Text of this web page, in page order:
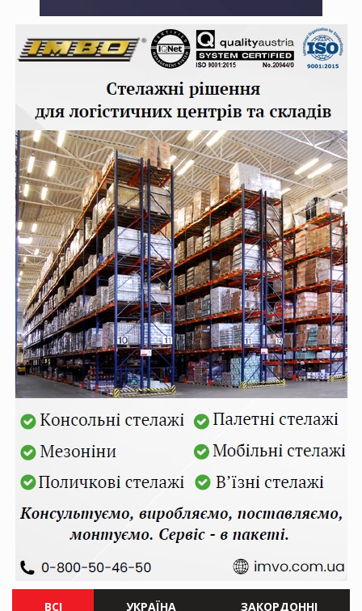
ВСІ УКРАЇНА ЗАКОРДОННІ